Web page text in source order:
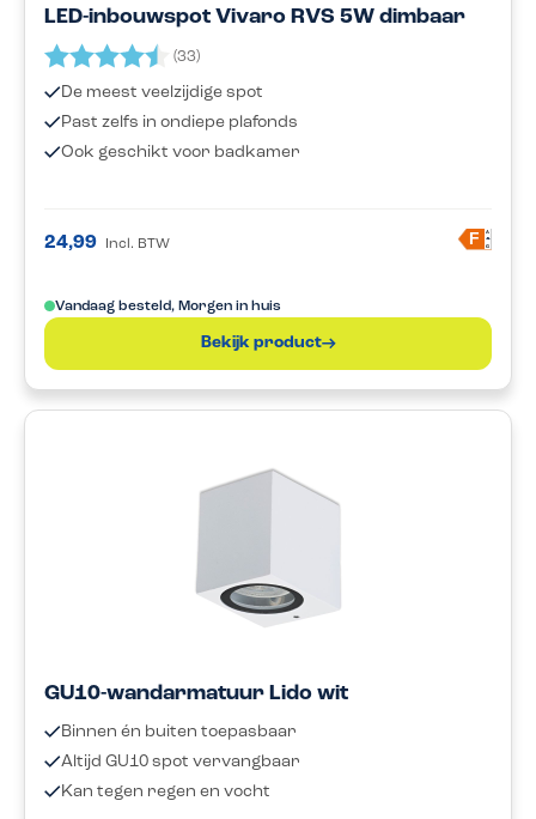
LED-inbouwspot Vivaro RVS 5W dimbaar
Beoordeling: (33)
De meest veelzijdige spot
Past zelfs in ondiepe plafonds
Ook geschikt voor badkamer
24,99 Incl. BTW F A
G
Vandaag besteld, Morgen in huis
Bekijk product
GU10-wandarmatuur Lido wit
Binnen én buiten toepasbaar
Altijd GU10 spot vervangbaar
Kan tegen regen en vocht